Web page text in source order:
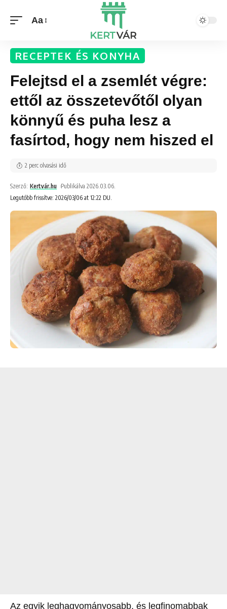
Aa
RECEPTEK ÉS KONYHA
Felejtsd el a zsemlét végre:
ettől az összetevőtől olyan
könnyű és puha lesz a
fasírtod, hogy nem hiszed el
Legutóbb frissítve: 2026/03/06 at 12:22 DU.
Szerző: Kertvár.hu Publikálva 2026.03.06.
2 perc olvasási idő
Az egyik leghagyományosabb, és legfinomabbak